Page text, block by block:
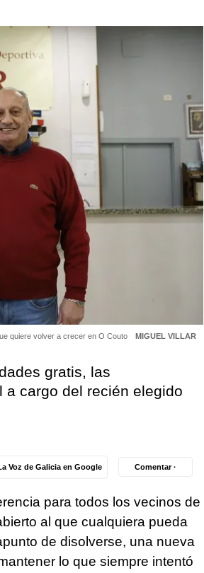
quiere volver a crecer en O Couto MIGUEL VILLAR
gratis, las
a cargo del recién elegido
Voz de Galicia en Google Comentar ·
para todos los vecinos de
al que cualquiera pueda
de disolverse, una nueva
lo que siempre intentó